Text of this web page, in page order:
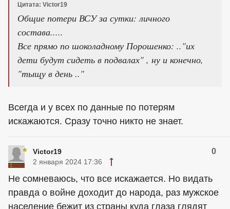
Цитата: Victor19
Общие потери ВСУ за сутки: личного
состава.....
Все прямо по шоколадному Порошенко: .."их
дети будут сидеть в подвалах" , ну и конечно,
"тыщу в день .."
Всегда и у всех по данные по потерям
искажаются. Сразу точно никто не знает.
Victor19 0
2 января 2024 17:36
Не сомневаюсь, что все искажается. Но видать
правда о войне доходит до народа, раз мужское
население бежит из страны куда глаза глядят